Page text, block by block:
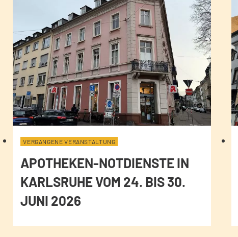
VERGANGENE VERANSTALTUNG
APOTHEKEN-NOTDIENSTE IN
KARLSRUHE VOM 24. BIS 30.
JUNI 2026